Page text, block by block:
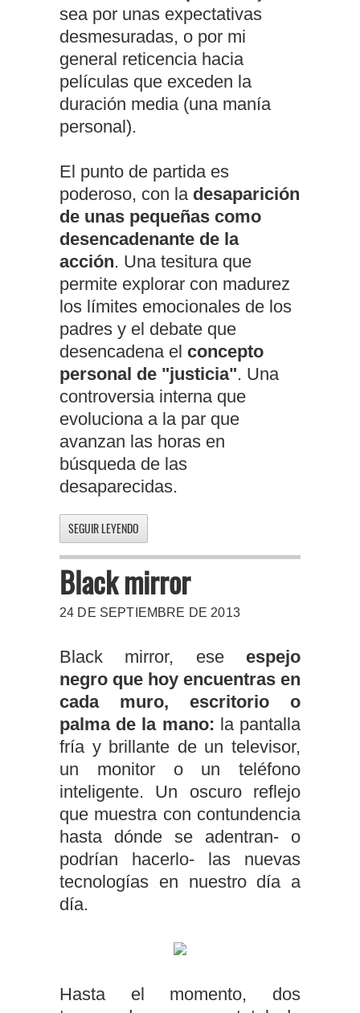
sea por unas expectativas
desmesuradas, o por mi
general reticencia hacia
películas que exceden la
duración media (una manía
personal).
El punto de partida es
poderoso, con la desaparición
de unas pequeñas como
desencadenante de la
acción. Una tesitura que
permite explorar con madurez
los límites emocionales de los
padres y el debate que
desencadena el concepto
personal de "justicia". Una
controversia interna que
evoluciona a la par que
avanzan las horas en
búsqueda de las
desaparecidas.
SEGUIR LEYENDO
Black mirror
24 DE SEPTIEMBRE DE 2013
Black mirror, ese espejo
negro que hoy encuentras en
cada muro, escritorio o
palma de la mano: la pantalla
fría y brillante de un televisor,
un monitor o un teléfono
inteligente. Un oscuro reflejo
que muestra con contundencia
hasta dónde se adentran- o
podrían hacerlo- las nuevas
tecnologías en nuestro día a
día.
Hasta el momento, dos